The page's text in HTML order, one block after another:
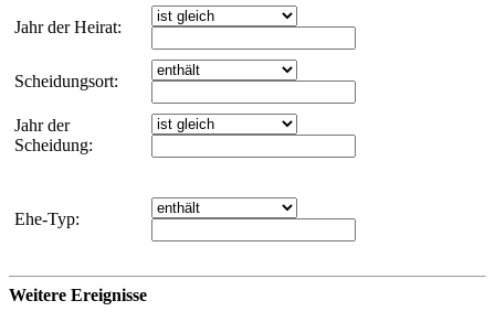
Jahr der Heirat:
Scheidungsort:
Jahr der
Scheidung:
Ehe-Typ:
Weitere Ereignisse